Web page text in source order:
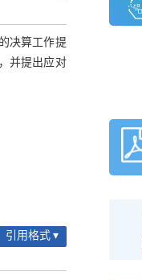
决算工作提
并提出应对
引用格式 ▾